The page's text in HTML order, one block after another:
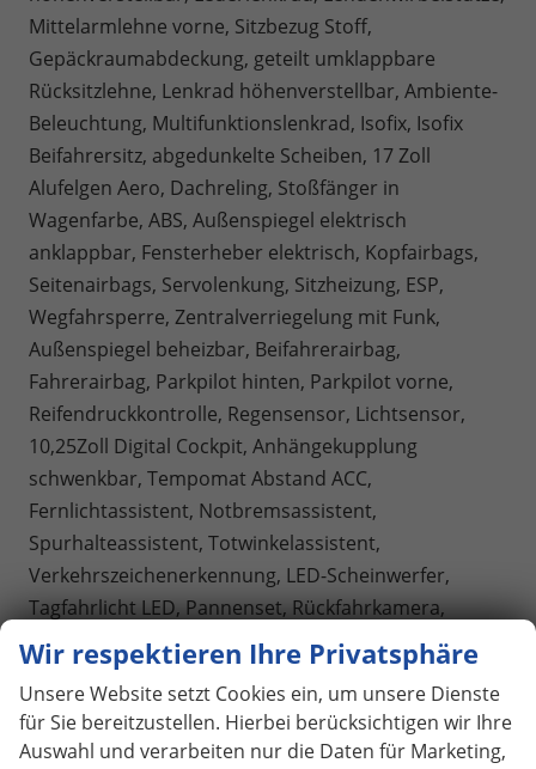
Mittelarmlehne vorne, Sitzbezug Stoff,
Gepäckraumabdeckung, geteilt umklappbare
Rücksitzlehne, Lenkrad höhenverstellbar, Ambiente-
Beleuchtung, Multifunktionslenkrad, Isofix, Isofix
Beifahrersitz, abgedunkelte Scheiben, 17 Zoll
Alufelgen Aero, Dachreling, Stoßfänger in
Wagenfarbe, ABS, Außenspiegel elektrisch
anklappbar, Fensterheber elektrisch, Kopfairbags,
Seitenairbags, Servolenkung, Sitzheizung, ESP,
Wegfahrsperre, Zentralverriegelung mit Funk,
Außenspiegel beheizbar, Beifahrerairbag,
Fahrerairbag, Parkpilot hinten, Parkpilot vorne,
Reifendruckkontrolle, Regensensor, Lichtsensor,
10,25Zoll Digital Cockpit, Anhängekupplung
schwenkbar, Tempomat Abstand ACC,
Fernlichtassistent, Notbremsassistent,
Spurhalteassistent, Totwinkelassistent,
Verkehrszeichenerkennung, LED-Scheinwerfer,
Tagfahrlicht LED, Pannenset, Rückfahrkamera,
StartStopSystem, Innenspiegel automatisch abbl.,
Berganfahrassistent, Müdigkeitswarnsystem,
Notrufsystem, Schaltwippen, Klimaautomatik 2-
Zonen, Geschwindigkeitsbegrenzer, Android Auto,
Wir respektieren Ihre Privatsphäre
Unsere Website setzt Cookies ein, um unsere Dienste
für Sie bereitzustellen. Hierbei berücksichtigen wir Ihre
Auswahl und verarbeiten nur die Daten für Marketing,